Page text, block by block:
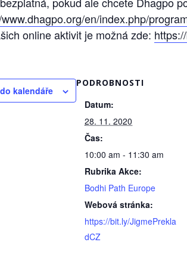
en/index.php/
online aktivit je možná zde:
kalendáře
PODROBNOSTI
Datum:
28. 11. 2020
Čas:
10:00 am - 11:30 am
Rubrika Akce:
Bodhi Path Europe
Webová stránka:
https://bit.ly/JigmePrekla
dCZ